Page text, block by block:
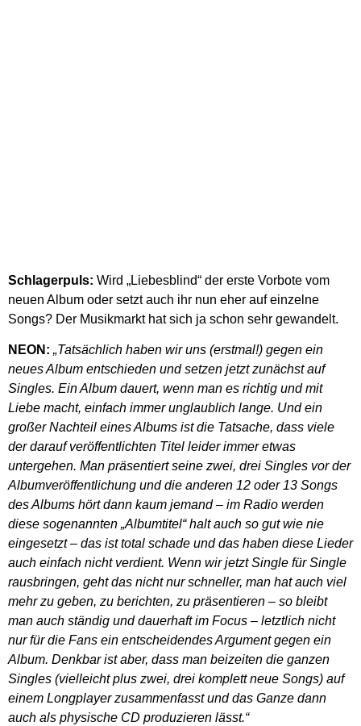
Schlagerpuls: Wird „Liebesblind“ der erste Vorbote vom
neuen Album oder setzt auch ihr nun eher auf einzelne
Songs? Der Musikmarkt hat sich ja schon sehr gewandelt.
NEON: „Tatsächlich haben wir uns (erstmal!) gegen ein
neues Album entschieden und setzen jetzt zunächst auf
Singles. Ein Album dauert, wenn man es richtig und mit
Liebe macht, einfach immer unglaublich lange. Und ein
großer Nachteil eines Albums ist die Tatsache, dass viele
der darauf veröffentlichten Titel leider immer etwas
untergehen. Man präsentiert seine zwei, drei Singles vor der
Albumveröffentlichung und die anderen 12 oder 13 Songs
des Albums hört dann kaum jemand – im Radio werden
diese sogenannten „Albumtitel“ halt auch so gut wie nie
eingesetzt – das ist total schade und das haben diese Lieder
auch einfach nicht verdient. Wenn wir jetzt Single für Single
rausbringen, geht das nicht nur schneller, man hat auch viel
mehr zu geben, zu berichten, zu präsentieren – so bleibt
man auch ständig und dauerhaft im Focus – letztlich nicht
nur für die Fans ein entscheidendes Argument gegen ein
Album. Denkbar ist aber, dass man beizeiten die ganzen
Singles (vielleicht plus zwei, drei komplett neue Songs) auf
einem Longplayer zusammenfasst und das Ganze dann
auch als physische CD produzieren lässt.“